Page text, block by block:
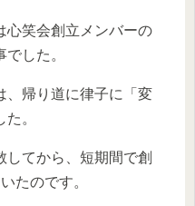
心笑会創立メンバーの
した。
、帰り道に律子に「変
。
してから、短期間で創
たのです。